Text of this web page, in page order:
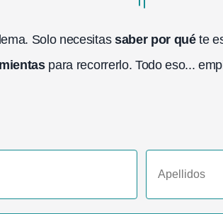
Solo necesitassaber por quéte
para recorrerlo. Todo eso...